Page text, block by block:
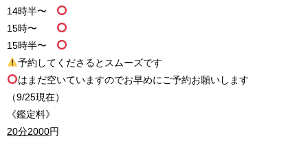
14時半〜
15時〜
15時半〜
予約してくださるとスムーズです
はまだ空いていますのでお早めにご予約お願いします
（9/25現在）
《鑑定料》
20分2000円